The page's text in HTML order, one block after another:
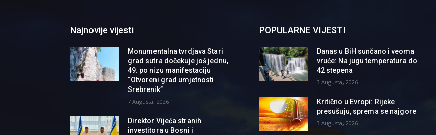
Najnovije vijesti
Monumentalna tvrdjava Stari
grad sutra dočekuje još jednu,
49. po nizu manifestaciju
“Otvoreni grad umjetnosti
Srebrenik”
7 Augusta, 2026
Direktor Vijeća stranih
investitora u Bosni i
POPULARNE VIJESTI
Danas u BiH sunčano i veoma
vruće: Na jugu temperatura do
42 stepena
3 Augusta, 2026
Kritično u Evropi: Rijeke
presušuju, sprema se najgore
3 Augusta, 2026